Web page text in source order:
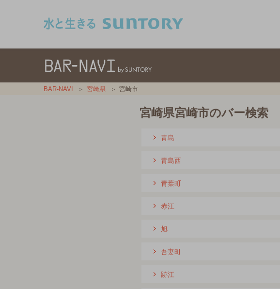
BAR-NAVI 宮崎県 宮崎市
宮崎県宮崎市のバー検索
青島
青島西
青葉町
赤江
旭
吾妻町
跡江